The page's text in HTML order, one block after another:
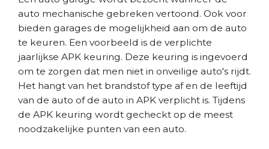
auto mechanische gebreken vertoond. Ook voor
bieden garages de mogelijkheid aan om de auto
te keuren. Een voorbeeld is de verplichte
jaarlijkse APK keuring. Deze keuring is ingevoerd
om te zorgen dat men niet in onveilige auto's rijdt.
Het hangt van het brandstof type af en de leeftijd
van de auto of de auto in APK verplicht is. Tijdens
de APK keuring wordt gecheckt op de meest
noodzakelijke punten van een auto.